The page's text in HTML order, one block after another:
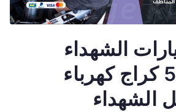
الشهداء
50805535 كراج كهرباء
الشهداء